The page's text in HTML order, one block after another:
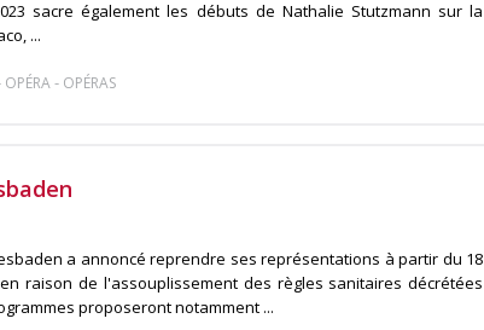
sacre également les débuts de Nathalie Stutzmann sur la
...
OPÉRA- OPÉRAS
a annoncé reprendre ses représentations à partir du 18
raison de l'assouplissement des règles sanitaires décrétées
proposeront notamment ...